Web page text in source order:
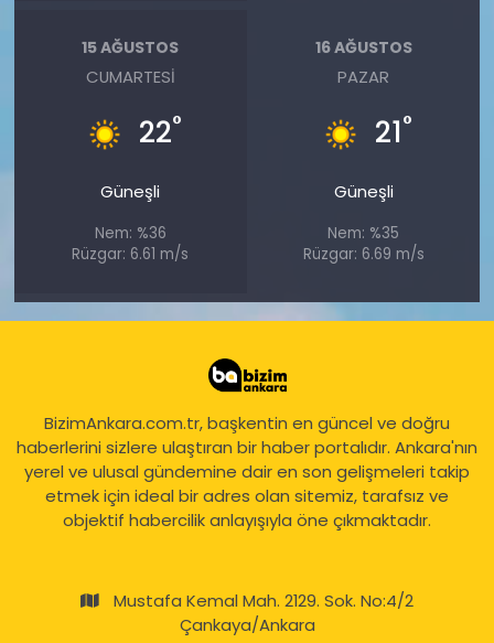
15 AĞUSTOS
CUMARTESI
22°
Güneşli
Nem: %36
Rüzgar: 6.61 m/s
16 AĞUSTOS
PAZAR
21°
Güneşli
Nem: %35
Rüzgar: 6.69 m/s
BizimAnkara.com.tr, başkentin en güncel ve doğru
haberlerini sizlere ulaştıran bir haber portalıdır. Ankara'nın
yerel ve ulusal gündemine dair en son gelişmeleri takip
etmek için ideal bir adres olan sitemiz, tarafsız ve
objektif habercilik anlayışıyla öne çıkmaktadır.
Mustafa Kemal Mah. 2129. Sok. No:4/2
Çankaya/Ankara